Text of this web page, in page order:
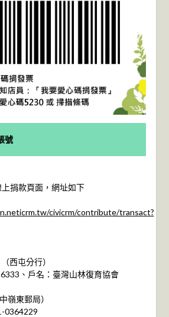
號
捐款頁面，網址如下
civicrm/contribute/transact?
西屯分行）
、戶名：臺灣山林復育協會
嶺東郵局）
0364229